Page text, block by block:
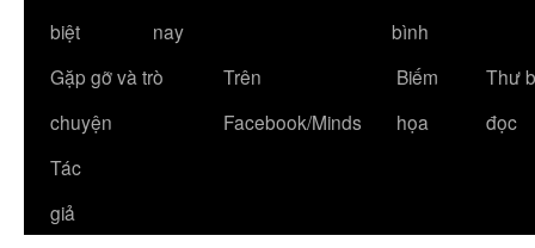
biệt
nay
bình
Gặp gỡ và trò
chuyện
Trên
Facebook/Minds
Biếm
họa
Thư
đọc
Tác
giả